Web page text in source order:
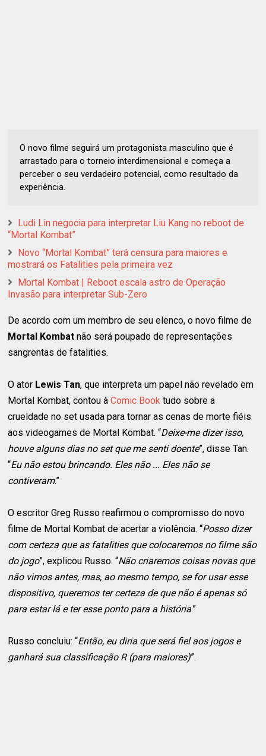
O novo filme seguirá um protagonista masculino que é
arrastado para o torneio interdimensional e começa a
perceber o seu verdadeiro potencial, como resultado da
experiência.
Ludi Lin negocia para interpretar Liu Kang no reboot de
“Mortal Kombat”
Novo “Mortal Kombat” terá censura para maiores e
mostrará os Fatalities pela primeira vez
Mortal Kombat | Reboot escala astro de Operação
Invasão para interpretar Sub-Zero
De acordo com um membro de seu elenco, o novo filme de
Mortal Kombat não será poupado de representações
sangrentas de fatalities.
O ator Lewis Tan, que interpreta um papel não revelado em
Mortal Kombat, contou àComic Book tudo sobre a
crueldade no set usada para tornar as cenas de morte fiéis
aos videogames de Mortal Kombat. “Deixe-me dizer isso,
houve alguns dias no set que me senti doente”, disse Tan.
“Eu não estou brincando. Eles não ... Eles não se
contiveram.”
O escritor Greg Russo reafirmou o compromisso do novo
filme de Mortal Kombat de acertar a violência. “Posso dizer
com certeza que as fatalities que colocaremos no filme são
do jogo”, explicou Russo. “Não criaremos coisas novas que
não vimos antes, mas, ao mesmo tempo, se for usar esse
dispositivo, queremos ter certeza de que não é apenas só
para estar lá e ter esse ponto para a história.”
Russo concluiu: “Então, eu diria que será fiel aos jogos e
ganhará sua classificação R (para maiores)”.